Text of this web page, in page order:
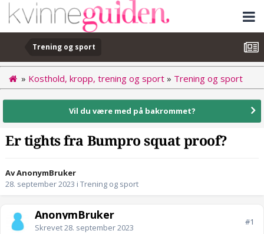
Trening og sport
» Kosthold, kropp, trening og sport » Trening og sport
Vil du være med på bakrommet?
Er tights fra Bumpro squat proof?
Av AnonymBruker
28. september 2023 i Trening og sport
AnonymBruker
Skrevet28. september 2023
#1